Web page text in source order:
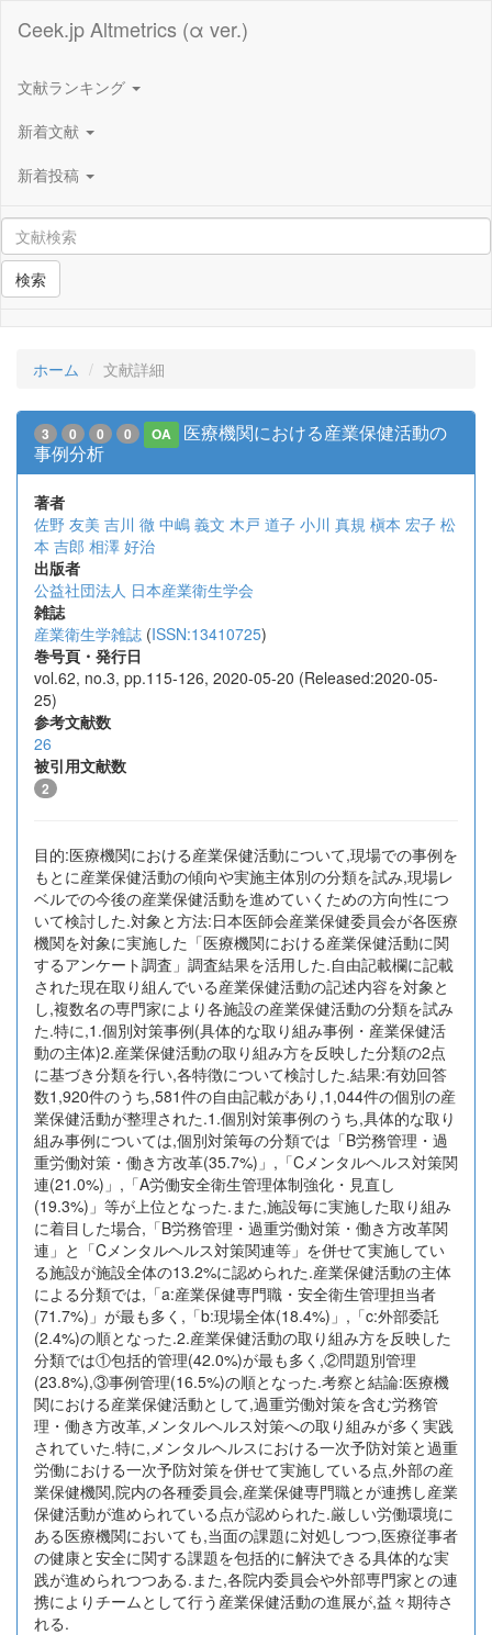
Ceek.jp Altmetrics (α ver.)
文献ランキング
新着文献
新着投稿
検索
ホーム 文献詳細
3 0 0 0 OA
医療機関における産業保健活動の
事例分析
著者
佐野 友美 吉川 徹 中嶋 義文 木戸 道子 小川 真規 槇本 宏子 松
本 吉郎 相澤 好治
出版者
公益社団法人 日本産業衛生学会
雑誌
産業衛生学雑誌 (ISSN:13410725)
巻号頁・発行日
vol.62, no.3, pp.115-126, 2020-05-20 (Released:2020-05-
25)
参考文献数
26
被引用文献数
2
目的:医療機関における産業保健活動について,現場での事例を
もとに産業保健活動の傾向や実施主体別の分類を試み,現場レ
ベルでの今後の産業保健活動を進めていくための方向性につ
いて検討した.対象と方法:日本医師会産業保健委員会が各医療
機関を対象に実施した「医療機関における産業保健活動に関
するアンケート調査」調査結果を活用した.自由記載欄に記載
された現在取り組んでいる産業保健活動の記述内容を対象と
し,複数名の専門家により各施設の産業保健活動の分類を試み
た.特に,1.個別対策事例(具体的な取り組み事例・産業保健活
動の主体)2.産業保健活動の取り組み方を反映した分類の2点
に基づき分類を行い,各特徴について検討した.結果:有効回答
数1,920件のうち,581件の自由記載があり,1,044件の個別の産
業保健活動が整理された.1.個別対策事例のうち,具体的な取り
組み事例については,個別対策毎の分類では「B労務管理・過
重労働対策・働き方改革(35.7%)」,「Cメンタルヘルス対策関
連(21.0%)」,「A労働安全衛生管理体制強化・見直し
(19.3%)」等が上位となった.また,施設毎に実施した取り組み
に着目した場合,「B労務管理・過重労働対策・働き方改革関
連」と「Cメンタルヘルス対策関連等」を併せて実施してい
る施設が施設全体の13.2%に認められた.産業保健活動の主体
による分類では,「a:産業保健専門職・安全衛生管理担当者
(71.7%)」が最も多く,「b:現場全体(18.4%)」,「c:外部委託
(2.4%)の順となった.2.産業保健活動の取り組み方を反映した
分類では①包括的管理(42.0%)が最も多く,②問題別管理
(23.8%),③事例管理(16.5%)の順となった.考察と結論:医療機
関における産業保健活動として,過重労働対策を含む労務管
理・働き方改革,メンタルヘルス対策への取り組みが多く実践
されていた.特に,メンタルヘルスにおける一次予防対策と過重
労働における一次予防対策を併せて実施している点,外部の産
業保健機関,院内の各種委員会,産業保健専門職とが連携し産業
保健活動が進められている点が認められた.厳しい労働環境に
ある医療機関においても,当面の課題に対処しつつ,医療従事者
の健康と安全に関する課題を包括的に解決できる具体的な実
践が進められつつある.また,各院内委員会や外部専門家との連
携によりチームとして行う産業保健活動の進展が,益々期待さ
れる.